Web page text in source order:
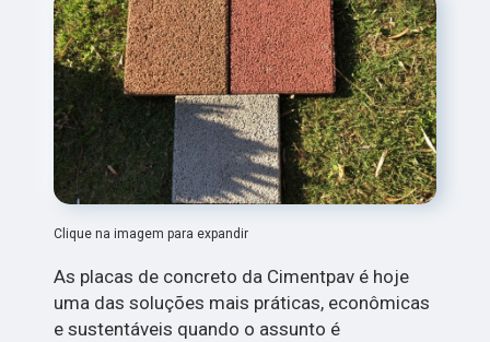
Clique na imagem para expandir
As placas de concreto da Cimentpav é hoje
uma das soluções mais práticas, econômicas
e sustentáveis quando o assunto é